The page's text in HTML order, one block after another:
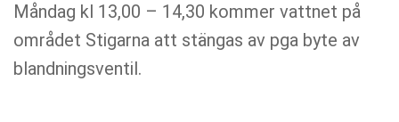
Måndag kl 13,00 – 14,30 kommer vattnet på
området Stigarna att stängas av pga byte av
blandningsventil.